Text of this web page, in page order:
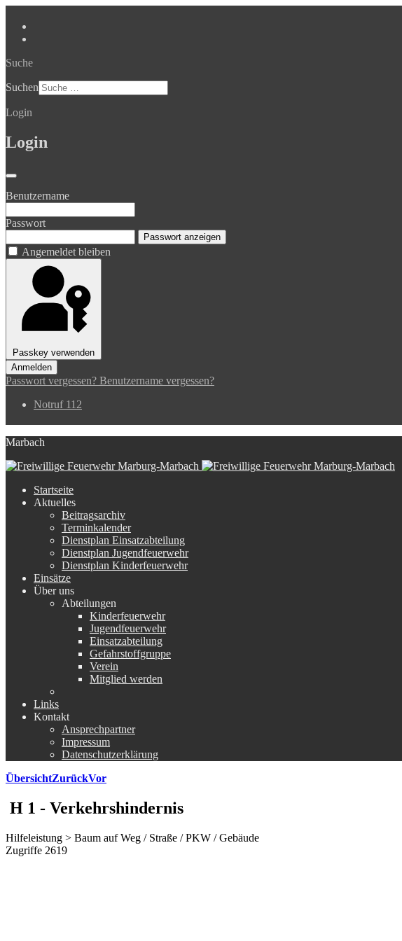
Suche
Suchen
Login
Login
Benutzername
Passwort
Passwort anzeigen
Angemeldet bleiben
Passkey verwenden
Anmelden
Passwort vergessen? Benutzername vergessen?
Notruf 112
Marbach
Startseite
Aktuelles
Beitragsarchiv
Terminkalender
Dienstplan Einsatzabteilung
Dienstplan Jugendfeuerwehr
Dienstplan Kinderfeuerwehr
Einsätze
Über uns
Abteilungen
Kinderfeuerwehr
Jugendfeuerwehr
Einsatzabteilung
Gefahrstoffgruppe
Verein
Mitglied werden
Links
Kontakt
Ansprechpartner
Impressum
Datenschutzerklärung
ÜbersichtZurückVor
H 1 - Verkehrshindernis
Hilfeleistung > Baum auf Weg / Straße / PKW / Gebäude
Zugriffe 2619